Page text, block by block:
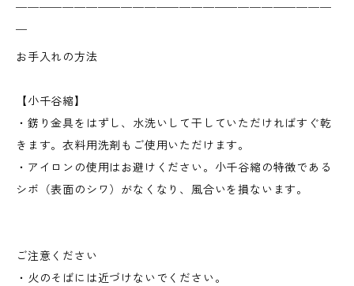
￣￣￣￣￣￣￣￣￣￣￣￣￣￣￣￣￣￣￣￣￣￣￣￣￣￣￣
￣
お手入れの方法
【小千谷縮】
・錺り金具をはずし、水洗いして干していただければすぐ乾
きます。衣料用洗剤もご使用いただけます。
・アイロンの使用はお避けください。小千谷縮の特徴である
シボ（表面のシワ）がなくなり、風合いを損ないます。
ご注意ください
・火のそばには近づけないでください。